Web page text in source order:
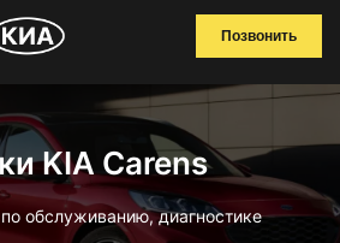
Позвонить
KIA Carens
обслуживанию, диагностике